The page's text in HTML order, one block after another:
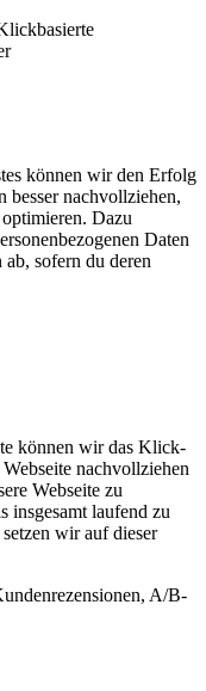
können wir den Erfolg
besser nachvollziehen,
Dazu
Daten
sofern du deren
können wir das Klick-
nachvollziehen
Webseite zu
insgesamt laufend zu
wir auf dieser
A/B-